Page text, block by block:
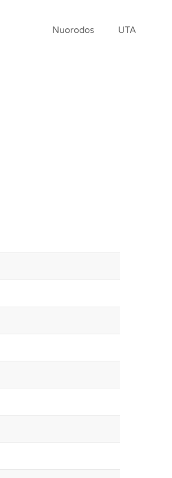
Nuorodos UTA